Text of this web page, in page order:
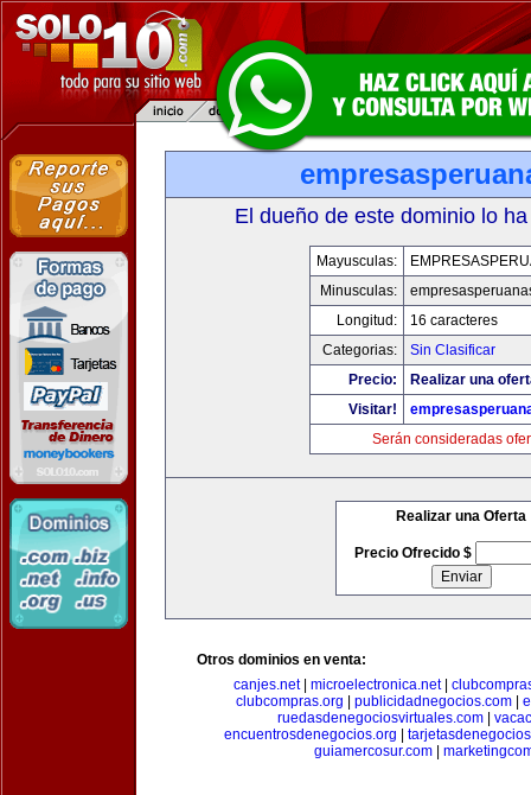
El dueño de este dominio lo
Mayusculas:
Minusculas:
Longitud:
16 caracteres
Categorias:
Sin Clasificar
Precio:
Realizar una
Visitar!
Serán consideradas
Realizar una Oferta
Precio Ofrecido $
Otros dominios en venta:
canjes.net| microelectronica.net|
clubcompras.org
publicidadnegocios.com
ruedasdenegociosvirtuales.com|
encuentrosdenegocios.org
guiamercosur.com